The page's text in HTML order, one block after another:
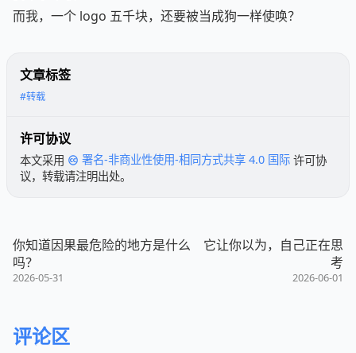
要毕恭毕敬？
文章标签
许可协议
本文采用 署名-非商业性使用-相同方式共享 4.0 国际
你知道因果最危险的地方是什么
吗？
它让你以为，自己正在思
考